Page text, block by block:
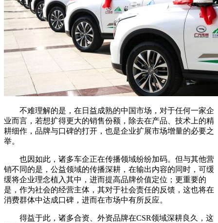
不难理解的是，在日益成熟的中国市场，对于任何一家企
业而言，若想扩得更大的销售份额，除去在产品、技术上的精
耕细作，品牌与口碑的打开，也是企业扩展市场增量的必要之
举。
也因如此，诸多车企正在传播领域纷纷加码。但与其他营
销不同的是，公益领域的传播深耕，在输出内容的同时，可缓
缓将企业理念植入其中，进而提高品牌价值定位；更重要的
是，作为社会的经营主体，其对于社会责任的反馈，这也将在
消费群体中达成口碑，进而在市场中有所反应。
得益于此，诸多合资、外资品牌在CSR领域深耕良久，这